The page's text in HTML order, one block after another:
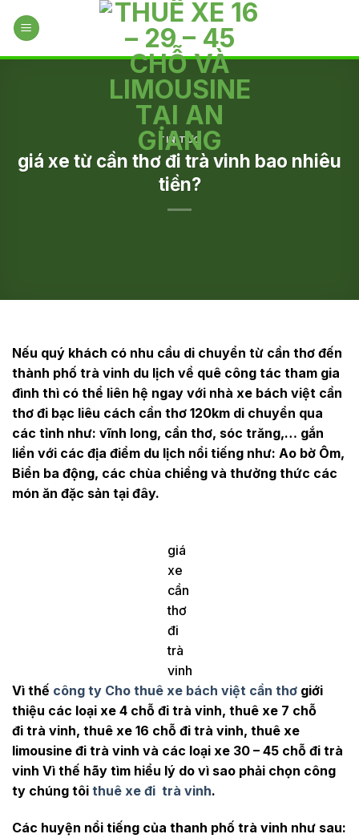
TIN TỨC
giá xe từ cần thơ đi trà vinh bao nhiêu
tiền?
Nếu quý khách có nhu cầu di chuyển từ cần thơ đến
thành phố trà vinh du lịch về quê công tác tham gia
đình thì có thể liên hệ ngay với nhà xe bách việt cần
thơ đi bạc liêu cách cần thơ 120km di chuyển qua
các tỉnh như: vĩnh long, cần thơ, sóc trăng,… gắn
liền với các địa điểm du lịch nổi tiếng như: Ao bờ Ôm,
Biển ba động, các chùa chiềng và thưởng thức các
món ăn đặc sản tại đây.
giá
xe
cần
thơ
đi
trà
vinh
Vì thế công ty Cho thuê xe bách việt cần thơ giới
thiệu các loại xe 4 chỗ đi trà vinh, thuê xe 7 chỗ
đi trà vinh, thuê xe 16 chỗ đi trà vinh, thuê xe
limousine đi trà vinh và các loại xe 30 – 45 chỗ đi trà
vinh Vì thế hãy tìm hiểu lý do vì sao phải chọn công
ty chúng tôi thuê xe đi trà vinh.
Các huyện nổi tiếng của thanh phố trà vinh như sau: